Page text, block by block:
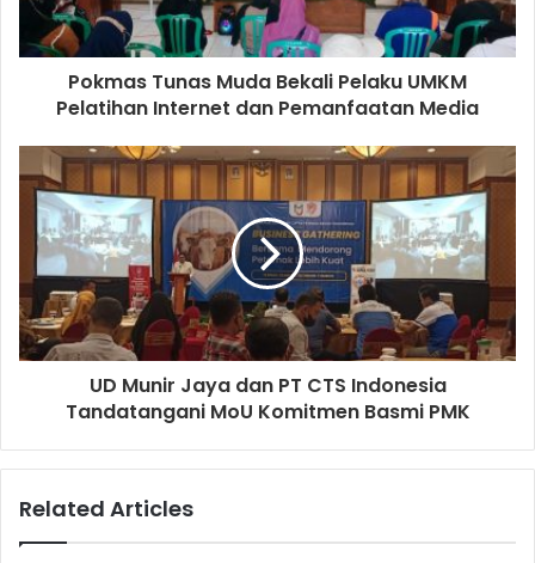
s
Pokmas Tunas Muda Bekali Pelaku UMKM
Pelatihan Internet dan Pemanfaatan Media
UD Munir Jaya dan PT CTS Indonesia
Tandatangani MoU Komitmen Basmi PMK
Related Articles